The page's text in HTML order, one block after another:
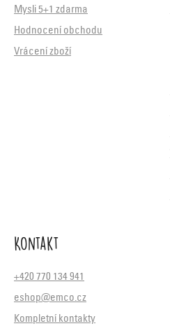
Mysli 5+1 zdarma
Hodnocení obchodu
Vrácení zboží
Kontakt
+420 770 134 941
eshop@emco.cz
Kompletní kontakty